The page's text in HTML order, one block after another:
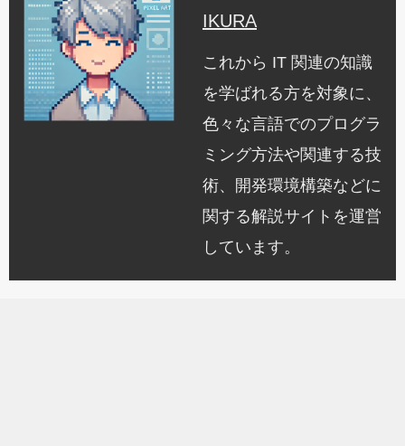
IKURA
これから IT 関連の知識
を学ばれる方を対象に、
色々な言語でのプログラ
ミング方法や関連する技
術、開発環境構築などに
関する解説サイトを運営
しています。